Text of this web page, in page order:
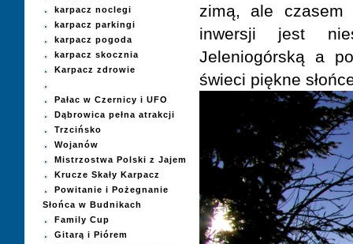
karpacz noclegi
karpacz parkingi
karpacz pogoda
karpacz skocznia
Karpacz zdrowie
Pałac w Czernicy i UFO
Dąbrowica pełna atrakcji
Trzcińsko
Wojanów
Mistrzostwa Polski z Jajem
Krucze Skały Karpacz
Powitanie i Pożegnanie
Słońca w Budnikach
Family Cup
Gitarą i Piórem
zimą, ale
inwersji jest
Jeleniogórską a
świeci piękne